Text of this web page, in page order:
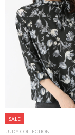
SALE
JUDY COLLECTION